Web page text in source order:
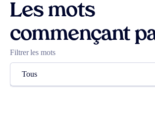
Les mots
commençant
Filtrer les mots
Tous